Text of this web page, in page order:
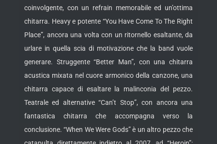
coinvolgente, con un refrain memorabile ed un’ottima
chitarra. Heavy e potente “You Have Come To The Right
Place”, ancora una volta con un ritornello esaltante, da
urlare in quella scia di motivazione che la band vuole
generare. Struggente “Better Man”, con una chitarra
acustica mixata nel cuore armonico della canzone, una
chitarra capace di esaltare la malinconia del pezzo.
Teatrale ed alternative “Can’t Stop”, con ancora una
fantastica chitarra che accompagna verso la
conclusione. “When We Were Gods” è un altro pezzo che